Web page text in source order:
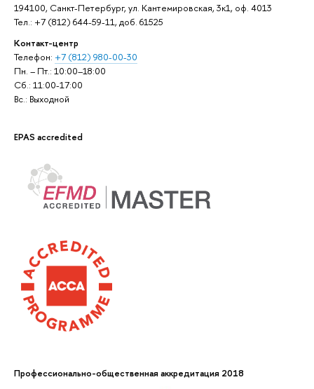
194100, Санкт-Петербург, ул. Кантемировская, 3к1, оф. 4013
Тел.: +7 (812) 644-59-11, доб. 61525
Контакт-центр
Телефон: +7 (812) 980-00-30
Пн. – Пт.: 10:00–18:00
Сб.: 11:00-17:00
Вс.: Выходной
EPAS accredited
Профессионально-общественная аккредитация 2018